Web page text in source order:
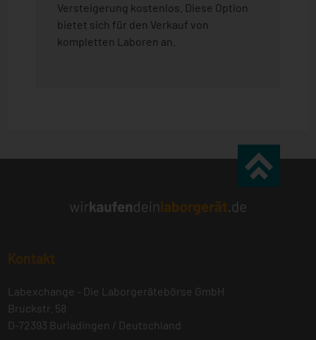
Versteigerung kostenlos. Diese Option
bietet sich für den Verkauf von
kompletten Laboren an.
Kontakt
Labexchange - Die Laborgerätebörse GmbH
Bruckstr. 58
D-72393 Burladingen / Deutschland